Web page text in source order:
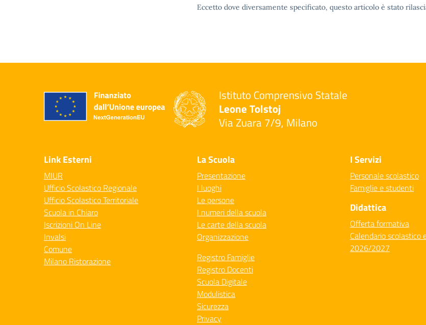
Eccetto dove diversamente specificato, questo articolo è stato
Istituto Comprensivo Statale
Leone Tolstoj
Via Zuara 7/9, Milano
Link Esterni
MIUR
Ufficio Scolastico Regionale
Ufficio Scolastico Territoriale
Scuola in Chiaro
Iscrizioni On Line
Invalsi
Comune
Milano Ristorazione
La Scuola
Presentazione
I luoghi
Le persone
I numeri della scuola
Le carte della scuola
Organizzazione
Registro Famiglie
Registro Docenti
Scuola Digitale
Modulistica
Sicurezza
Privacy
I Servizi
Personale scolastico
Famiglie e studenti
Didattica
Offerta formativa
Calendario scolastico
2026/2027